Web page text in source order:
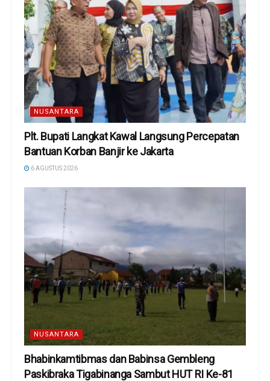
NUSANTARA
Plt. Bupati Langkat Kawal Langsung Percepatan
Bantuan Korban Banjir ke Jakarta
6 AGUSTUS 2026
NUSANTARA
Bhabinkamtibmas dan Babinsa Gembleng
Paskibraka Tigabinanga Sambut HUT RI Ke-81